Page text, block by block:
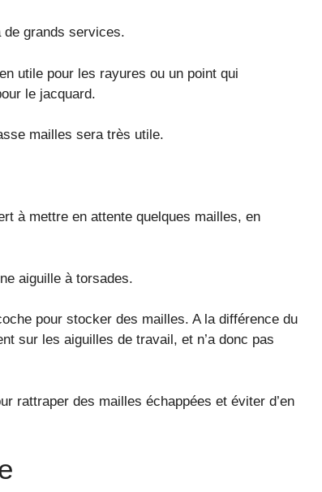
de grands services.
utile pour les rayures ou un point qui
le jacquard.
mailles sera très utile.
à mettre en attente quelques mailles, en
aiguille à torsades.
pour stocker des mailles. A la différence du
sur les aiguilles de travail, et n’a donc pas
rattraper des mailles échappées et éviter d’en